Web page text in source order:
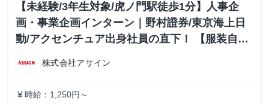
【未経験/3年生対象/虎ノ門駅徒歩1分】人事企
画・事業企画インターン｜野村證券/東京海上日
動/アクセンチュア出身社員の直下！ 【服装自
株式会社アサイン
currency_yen 時給：1,250円～